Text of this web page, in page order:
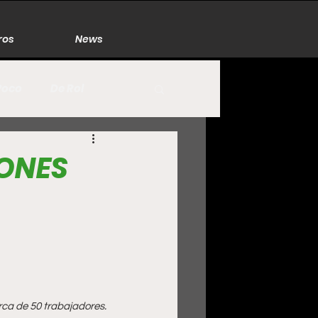
News
Naturaleza
de 50 trabajadores.